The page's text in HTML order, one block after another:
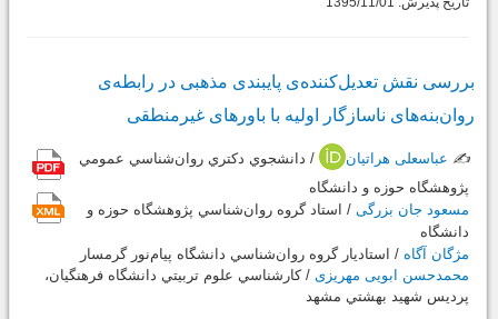
بررسی نقش تعدیل‌کننده‌ی پایبندی مذهبی در رابطه‌ی
روان‌بنه‌های ناسازگار اولیه با باورهای غیرمنطقی
✍️ عباسعلی هراتیان
/ دانشجوي دكتري روان‌شناسي عمومي
پژوهشگاه حوزه و دانشگاه
مسعود جان بزرگی / استاد گروه روان‌شناسي پژوهشگاه حوزه و
دانشگاه
مژگان آگاه / استاديار گروه روان‌شناسي دانشگاه پيام‌نور گرمسار
محمدحسن ابویی مهریزی / كارشناسي علوم تربيتي دانشگاه فرهنگيان،
پرديس شهيد بهشتي مشهد